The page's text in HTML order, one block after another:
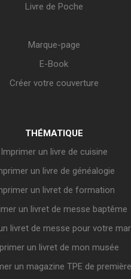
Livre de Poche
Marque-page
E-Book
Créer votre couverture
THÉMATIQUE
Imprimer un livre de cuisine
un livre de généalogie
un livret de formation
un livret de messe baptême
livret de messe pour votre
un livret de mon musée
un magazine TPE de première